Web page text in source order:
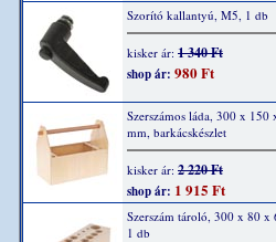
Szorító kallantyú, M5, 1 db
kisker ár: 1 340 Ft
shop ár: 980 Ft
Szerszámos láda, 300 x 150
mm, barkácskészlet
kisker ár: 2 220 Ft
shop ár: 1 915 Ft
Szerszám tároló, 300 x 80 x
1 db